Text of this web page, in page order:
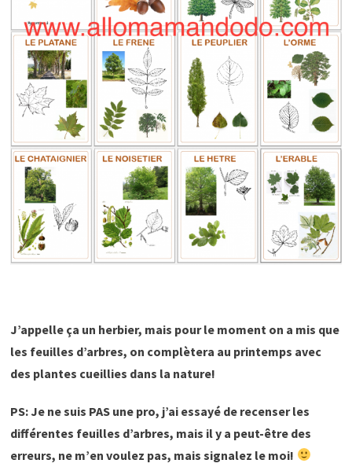
J’appelle ça un herbier, mais pour le moment on a mis que
les feuilles d’arbres, on complètera au printemps avec
des plantes cueillies dans la nature!
PS: Je ne suis PAS une pro, j’ai essayé de recenser les
différentes feuilles d’arbres, mais il y a peut-être des
erreurs, ne m’en voulez pas, mais signalez le moi!